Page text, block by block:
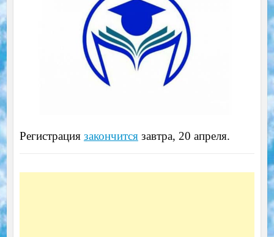
Регистрация закончитсязавтра, 20 апреля.